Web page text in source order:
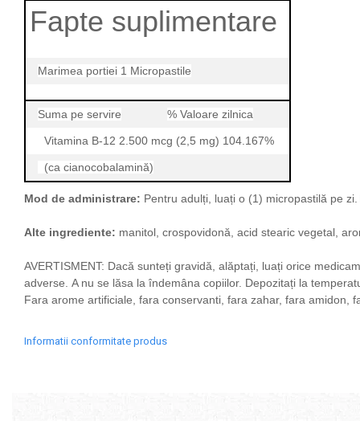
RIPT
Scitec
Skill Nutrition
Smart Shake
Under Armour
Universal
Vitargo
Zenana
Fapte suplimentare
Marimea portiei 1 Micropastile
Suma pe servire % Valoare zilnica
Vitamina B-12 2.500 mcg (2,5 mg) 104.167%
(ca cianocobalamină)
Mod de administrare: Pentru adulți, luați o (1) micropastilă pe zi.
Alte ingrediente: manitol, crospovidonă, acid stearic vegetal,
AVERTISMENT: Dacă sunteți gravidă, alăptați, luați orice
adverse. A nu se lăsa la îndemâna copiilor. Depozitați la
Fara arome artificiale, fara conservanti, fara zahar, fara amidon,
Informatii conformitate produs